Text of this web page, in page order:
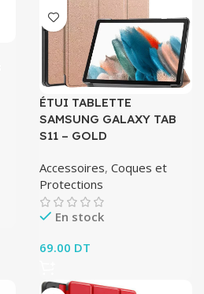
ÉTUI TABLETTE
SAMSUNG GALAXY TAB
S11 – GOLD
Accessoires, Coques et
Protections
En stock
69.00 DT